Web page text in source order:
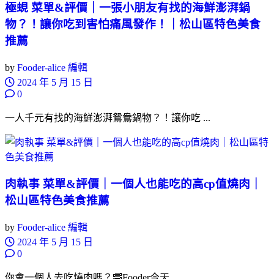
極蜆 菜單&評價｜一張小朋友有找的海鮮澎湃鍋
物？！讓你吃到害怕痛風發作！｜松山區特色美食
推薦
by Fooder-alice 編輯
2024 年 5 月 15 日
0
一人千元有找的海鮮澎湃鴛鴦鍋物？！讓你吃 ...
肉執事 菜單&評價｜一個人也能吃的高cp值燒肉｜
松山區特色美食推薦
by Fooder-alice 編輯
2024 年 5 月 15 日
0